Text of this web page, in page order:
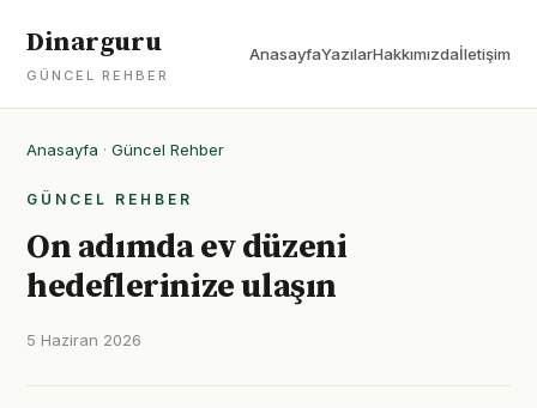
Dinarguru
GÜNCEL REHBER
AnasayfaYazılarHakkımızdaİletişim
Anasayfa · Güncel Rehber
GÜNCEL REHBER
On adımda ev düzeni
hedeflerinize ulaşın
5 Haziran 2026